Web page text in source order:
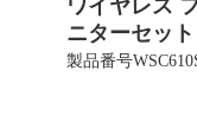
ワイヤレス
ニターセット
製品番号